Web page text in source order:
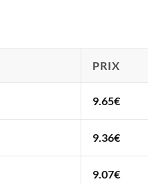
PRIX
9.65€
9.36€
9.07€